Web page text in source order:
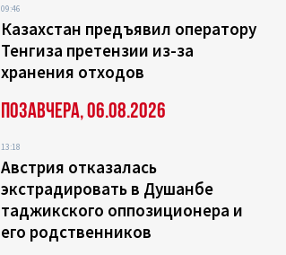
09:46
Казахстан предъявил оператору
Тенгиза претензии из-за
хранения отходов
Позавчера, 06.08.2026
13:18
Австрия отказалась
экстрадировать в Душанбе
таджикского оппозиционера и
его родственников